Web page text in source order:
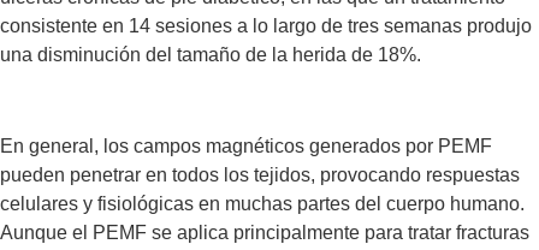
consistente en 14 sesiones a lo largo de tres semanas produjo
una disminución del tamaño de la herida de 18%.
En general, los campos magnéticos generados por PEMF
pueden penetrar en todos los tejidos, provocando respuestas
celulares y fisiológicas en muchas partes del cuerpo humano.
Aunque el PEMF se aplica principalmente para tratar fracturas